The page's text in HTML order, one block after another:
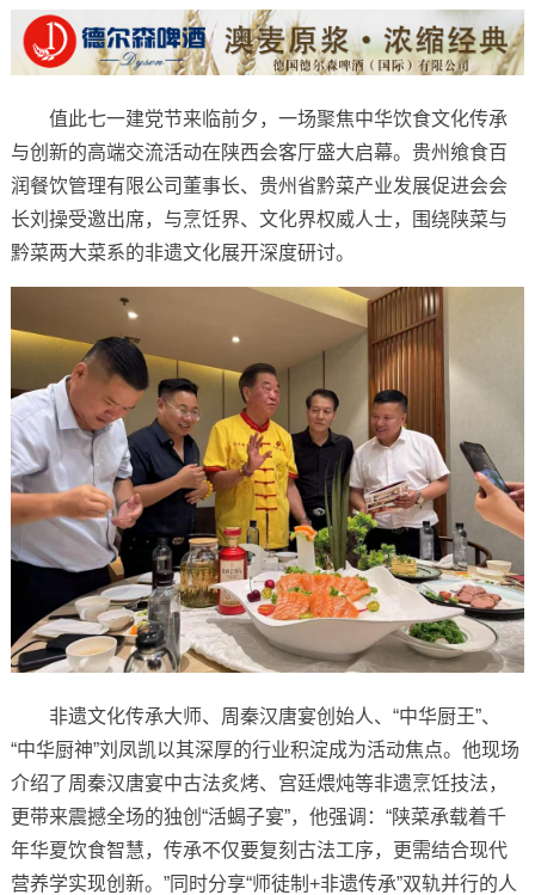
值此七一建党节来临前夕，一场聚焦中华饮食文化传承
与创新的高端交流活动在陕西会客厅盛大启幕。贵州飨食百
润餐饮管理有限公司董事长、贵州省黔菜产业发展促进会会
长刘操受邀出席，与烹饪界、文化界权威人士，围绕陕菜与
黔菜两大菜系的非遗文化展开深度研讨。
非遗文化传承大师、周秦汉唐宴创始人、“中华厨王”、
“中华厨神”刘凤凯以其深厚的行业积淀成为活动焦点。他现场
介绍了周秦汉唐宴中古法炙烤、宫廷煨炖等非遗烹饪技法，
更带来震撼全场的独创“活蝎子宴”，他强调：“陕菜承载着千
年华夏饮食智慧，传承不仅要复刻古法工序，更需结合现代
营养学实现创新。”同时分享“师徒制+非遗传承”双轨并行的人